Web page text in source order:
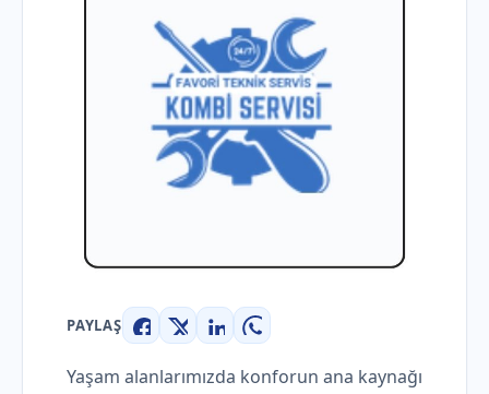
PAYLAŞ
Facebook
X LinkedInWhatsApp
Yaşam alanlarımızda konforun ana kaynağı